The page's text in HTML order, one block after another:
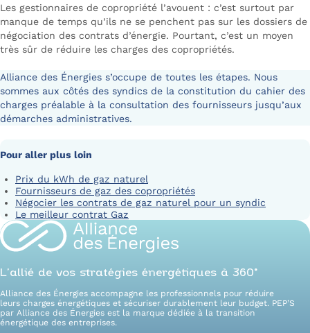
Les gestionnaires de copropriété l’avouent : c’est surtout par
manque de temps qu’ils ne se penchent pas sur les dossiers de
négociation des contrats d’énergie. Pourtant, c’est un moyen
très sûr de réduire les charges des copropriétés.
Alliance des Énergies s’occupe de toutes les étapes. Nous
sommes aux côtés des syndics de la constitution du cahier des
charges préalable à la consultation des fournisseurs jusqu’aux
démarches administratives.
Pour aller plus loin
Prix du kWh de gaz naturel
Fournisseurs de gaz des copropriétés
Négocier les contrats de gaz naturel pour un syndic
Le meilleur contrat Gaz
L’allié de vos stratégies énergétiques à 360°
Alliance des Énergies accompagne les professionnels pour réduire
leurs charges énergétiques et sécuriser durablement leur budget. PEP’S
par Alliance des Énergies est la marque dédiée à la transition
énergétique des entreprises.